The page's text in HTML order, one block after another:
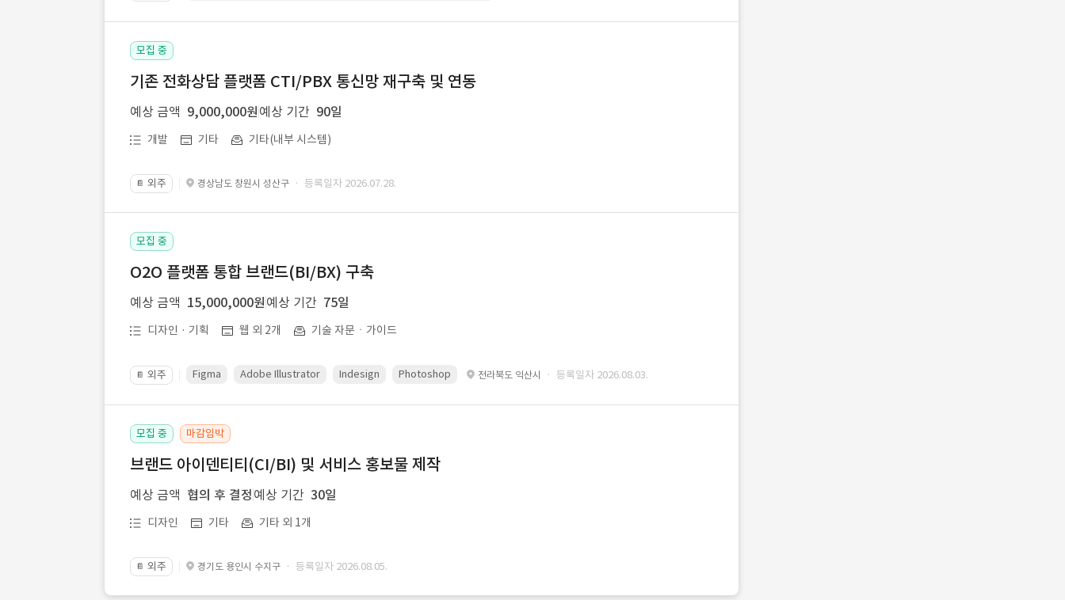
모집 중
기존 전화상담 플랫폼 CTI/PBX 통신망 재구축 및 연동
예상 금액 9,000,000원 예상 기간 90일
개발 기타 기타(내부 시스템)
📔 외주 경상남도 창원시 성산구 · 등록일자 2026.07.28.
모집 중
O2O 플랫폼 통합 브랜드(BI/BX) 구축
예상 금액 15,000,000원 예상 기간 75일
디자인 · 기획 웹 외 2개 기술 자문ㆍ가이드
📔 외주 Figma Adobe Illustrator Indesign Photoshop 전라북도 익산시 · 등록일자 2026.08.03.
모집 중 마감임박
브랜드 아이덴티티(CI/BI) 및 서비스 홍보물 제작
예상 금액 협의 후 결정 예상 기간 30일
디자인 기타 기타 외 1개
📔 외주 경기도 용인시 수지구 · 등록일자 2026.08.05.